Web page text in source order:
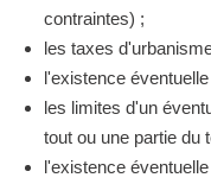
contraintes) ;
les taxes
l'existence
les limites d'un
tout ou une partie du
l'existence